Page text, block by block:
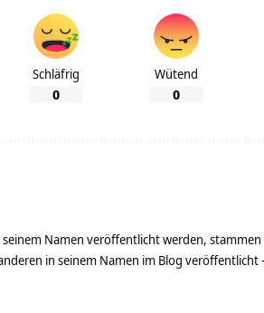
Schläfrig
0
Wütend
0
Namen veröffentlicht werden,
in seinem Namen im Blog